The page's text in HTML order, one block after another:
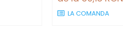
LA COMANDA